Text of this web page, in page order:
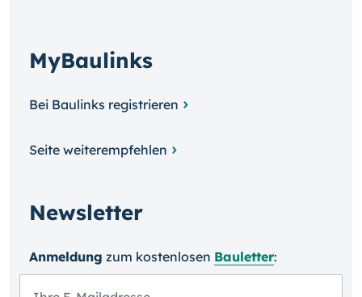
MyBaulinks
Bei Baulinks registrieren
Seite weiterempfehlen
Newsletter
Anmeldung zum kosten­losen Bauletter: